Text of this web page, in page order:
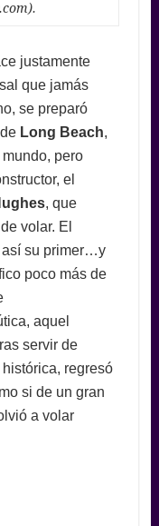
justamente
que jamás
se preparó
Long Beach,
pero
el
, que
volar. El
su primer…y
poco más de
aquel
servir de
regresó
si de un gran
a volar